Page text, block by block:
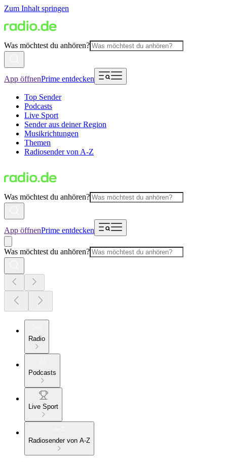
Zum Inhalt springen
Was möchtest du anhören?
App öffnenPrime entdecken
Top Sender
Podcasts
Live Sport
Sender aus deiner Region
Musikrichtungen
Themen
Radiosender von A-Z
Was möchtest du anhören?
App öffnenPrime entdecken
Was möchtest du anhören?
Radio
Podcasts
Live Sport
Radiosender von A-Z